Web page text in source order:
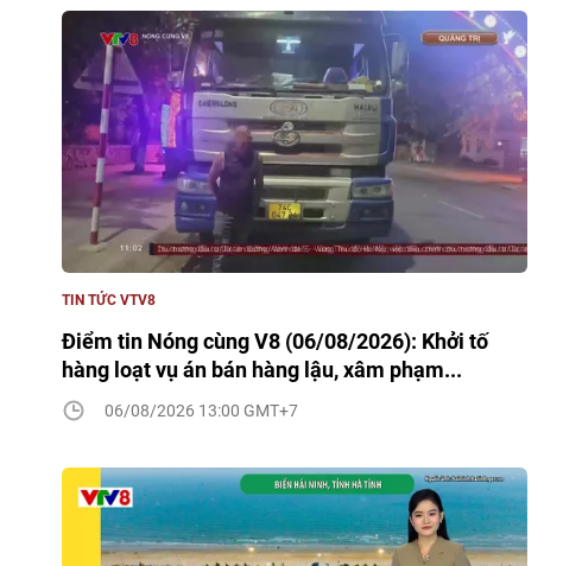
Điểm tin Nóng cùng V8 (06/08/2026): Khởi tố
hàng loạt vụ án bán hàng lậu, xâm phạm...
TIN TỨC VTV8
06/08/2026 13:00 GMT+7